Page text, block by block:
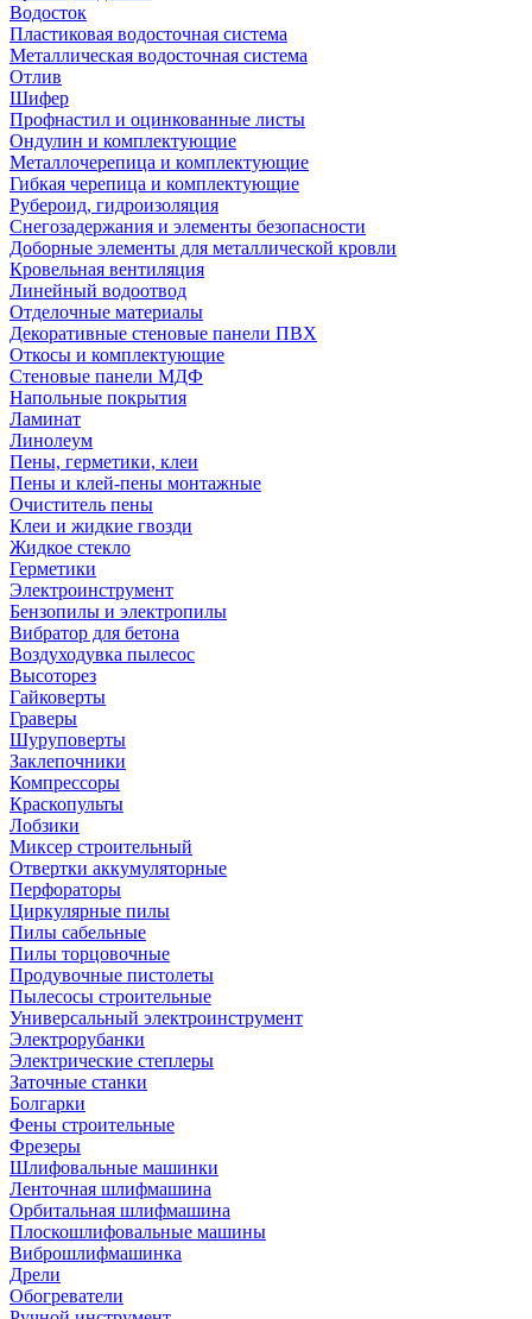
Водосток
Пластиковая водосточная система
Металлическая водосточная система
Отлив
Шифер
Профнастил и оцинкованные листы
Ондулин и комплектующие
Металлочерепица и комплектующие
Гибкая черепица и комплектующие
Рубероид, гидроизоляция
Снегозадержания и элементы безопасности
Доборные элементы для металлической кровли
Кровельная вентиляция
Линейный водоотвод
Отделочные материалы
Декоративные стеновые панели ПВХ
Откосы и комплектующие
Стеновые панели МДФ
Напольные покрытия
Ламинат
Линолеум
Пены, герметики, клеи
Пены и клей-пены монтажные
Очиститель пены
Клеи и жидкие гвозди
Жидкое стекло
Герметики
Электроинструмент
Бензопилы и электропилы
Вибратор для бетона
Воздуходувка пылесос
Высоторез
Гайковерты
Граверы
Шуруповерты
Заклепочники
Компрессоры
Краскопульты
Лобзики
Миксер строительный
Отвертки аккумуляторные
Перфораторы
Циркулярные пилы
Пилы сабельные
Пилы торцовочные
Продувочные пистолеты
Пылесосы строительные
Универсальный электроинструмент
Электрорубанки
Электрические степлеры
Заточные станки
Болгарки
Фены строительные
Фрезеры
Шлифовальные машинки
Ленточная шлифмашина
Орбитальная шлифмашина
Плоскошлифовальные машины
Виброшлифмашинка
Дрели
Обогреватели